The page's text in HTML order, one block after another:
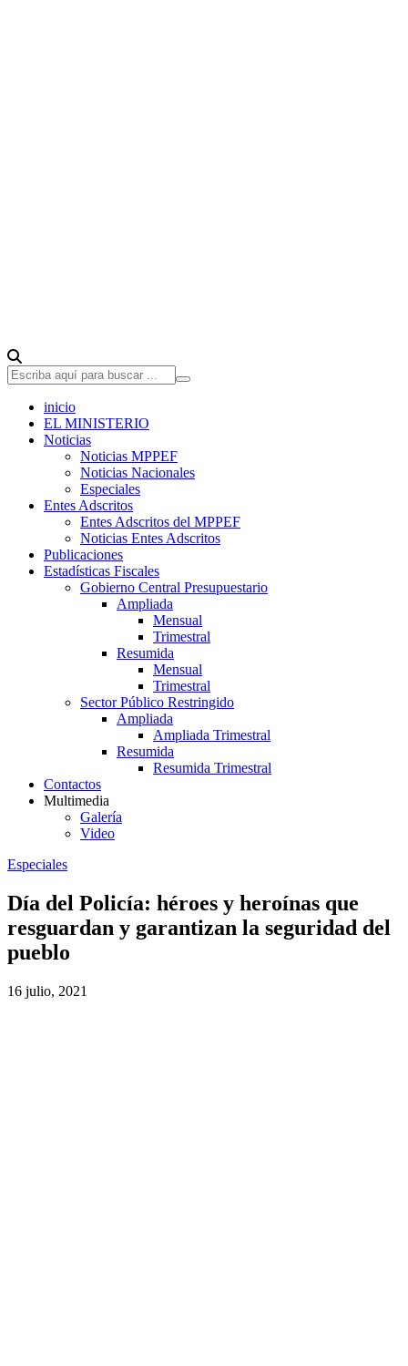
inicio
EL MINISTERIO
Noticias
Noticias MPPEF
Noticias Nacionales
Especiales
Entes Adscritos
Entes Adscritos del MPPEF
Noticias Entes Adscritos
Publicaciones
Estadísticas Fiscales
Gobierno Central Presupuestario
Ampliada
Mensual
Trimestral
Resumida
Mensual
Trimestral
Sector Público Restringido
Ampliada
Ampliada Trimestral
Resumida
Resumida Trimestral
Contactos
Multimedia
Galería
Video
Especiales
Día del Policía: héroes y heroínas que
resguardan y garantizan la seguridad del
pueblo
16 julio, 2021